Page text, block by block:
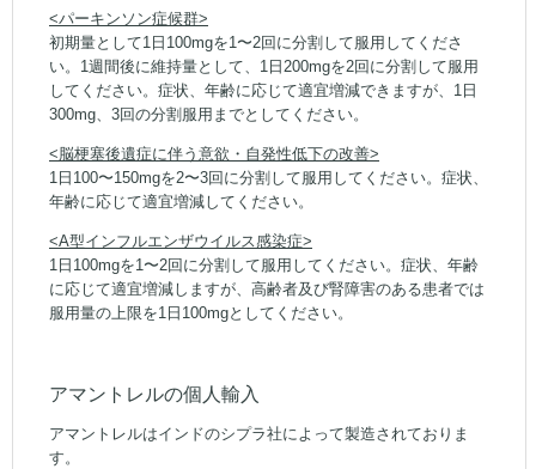
<パーキンソン症候群>
初期量として1日100mgを1〜2回に分割して服用してくださ
い。1週間後に維持量として、1日200mgを2回に分割して服用
してください。症状、年齢に応じて適宜増減できますが、1日
300mg、3回の分割服用までとしてください。
<脳梗塞後遺症に伴う意欲・自発性低下の改善>
1日100〜150mgを2〜3回に分割して服用してください。症状、
年齢に応じて適宜増減してください。
<A型インフルエンザウイルス感染症>
1日100mgを1〜2回に分割して服用してください。症状、年齢
に応じて適宜増減しますが、高齢者及び腎障害のある患者では
服用量の上限を1日100mgとしてください。
アマントレルの個人輸入
アマントレルはインドのシプラ社によって製造されておりま
す。